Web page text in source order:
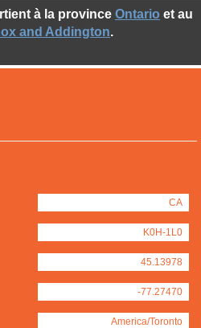
CA
K0H-1L0
45.13978
-77.27470
America/Toronto
à la province Ontario et au
and Addington.